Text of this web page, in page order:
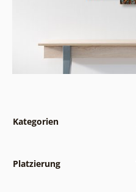
Kategorien
Platzierung